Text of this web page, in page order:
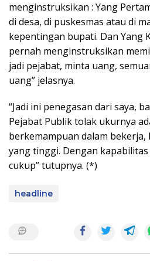
menginstruksikan : Yang
di desa, di puskesmas atau di
kepentingan bupati. Dan Yang
pernah menginstruksikan
jadi pejabat, minta uang,
uang” jelasnya.
“Jadi ini penegasan dari saya,
Pejabat Publik tolak ukurnya
berkemampuan dalam bekerja,
yang tinggi. Dengan
cukup” tutupnya. (*)
headline